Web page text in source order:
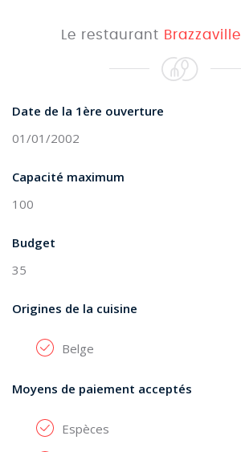
Le restaurant Brazzaville
Date de la 1ère ouverture
01/01/2002
Capacité maximum
100
Budget
35
Origines de la cuisine
Belge
Moyens de paiement acceptés
Espèces